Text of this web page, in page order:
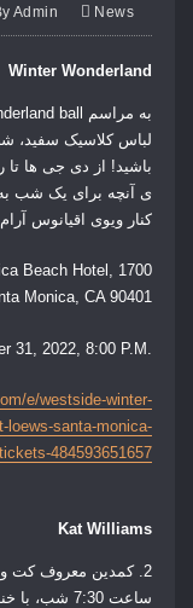
Admin News
Winter Wonderland
لباس کلاسیک سفید،
باشید! از دی جی ها
ی آنچه برای یک شب به
کنار ویوی اقیانوس
Beach Hotel, 1700
Monica, CA 90401
31, 2022, 8:00 P.M.
e/westside-winter-
loews-santa-monica-
tickets-484593651657
Kat Williams
2. کمدین معروف کت
ساعت 7:30 شب، با